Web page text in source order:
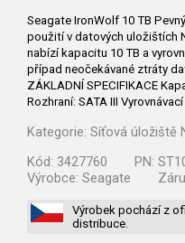
Seagate IronWolf 10 TB
použití v datových uložištích
nabízí kapacitu 10 TB a
případ neočekávané ztráty
ZÁKLADNÍ SPECIFIKACE
Rozhraní: SATA III Vyrovnávací
Kategorie: Síťová úložiště
Kód: 3427760 PN:
Výrobce: Seagate
Výrobek pochází z
distribuce.